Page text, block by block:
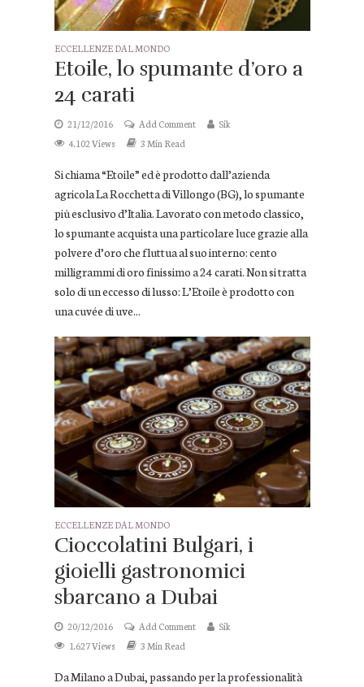
ECCELLENZE DAL MONDO
Etoile, lo spumante d’oro a
24 carati
21/12/2016 Add Comment
Sik
4.102 Views
3 Min Read
Si chiama “Etoile” ed è prodotto dall’azienda
agricola La Rocchetta di Villongo (BG), lo spumante
più esclusivo d’Italia. Lavorato con metodo classico,
lo spumante acquista una particolare luce grazie alla
polvere d’oro che fluttua al suo interno: cento
milligrammi di oro finissimo a 24 carati. Non si tratta
solo di un eccesso di lusso: L’Etoile è prodotto con
una cuvée di uve...
ECCELLENZE DAL MONDO
Cioccolatini Bulgari, i
gioielli gastronomici
sbarcano a Dubai
20/12/2016 Add Comment
Sik
1.627 Views
3 Min Read
Da Milano a Dubai, passando per la professionalità